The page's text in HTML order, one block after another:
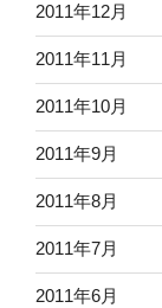
2011年12月
2011年11月
2011年10月
2011年9月
2011年8月
2011年7月
2011年6月